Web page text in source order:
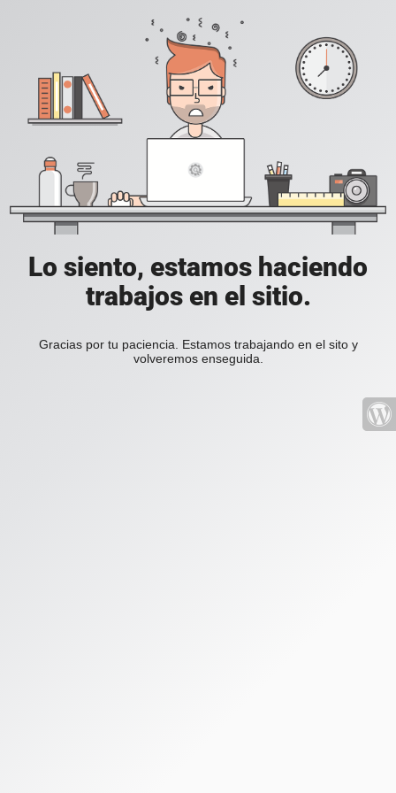
Lo siento, estamos haciendo
trabajos en el sitio.
Gracias por tu paciencia. Estamos trabajando en el sito y
volveremos enseguida.